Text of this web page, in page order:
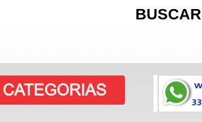
BUSCAR